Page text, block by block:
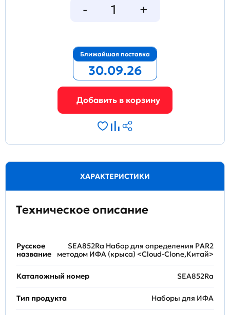
Ближайшая поставка
30.09.26
ХАРАКТЕРИСТИКИ
Техническое описание
Русское
название
SEA852Ra Набор для определения PAR2
методом ИФА (крыса) <Cloud-Clone,Китай>
Каталожный номер SEA852Ra
Тип продукта Наборы для ИФА